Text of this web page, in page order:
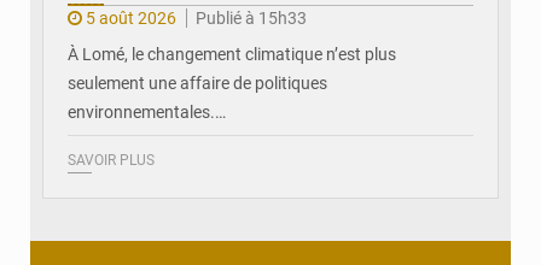
5 août 2026
Publié à 15h33
À Lomé, le changement climatique n’est plus
seulement une affaire de politiques
environnementales.…
SAVOIR PLUS